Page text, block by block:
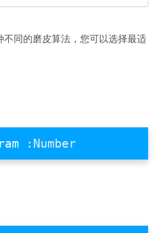
同的磨皮算法，您可以选择最适
:Number